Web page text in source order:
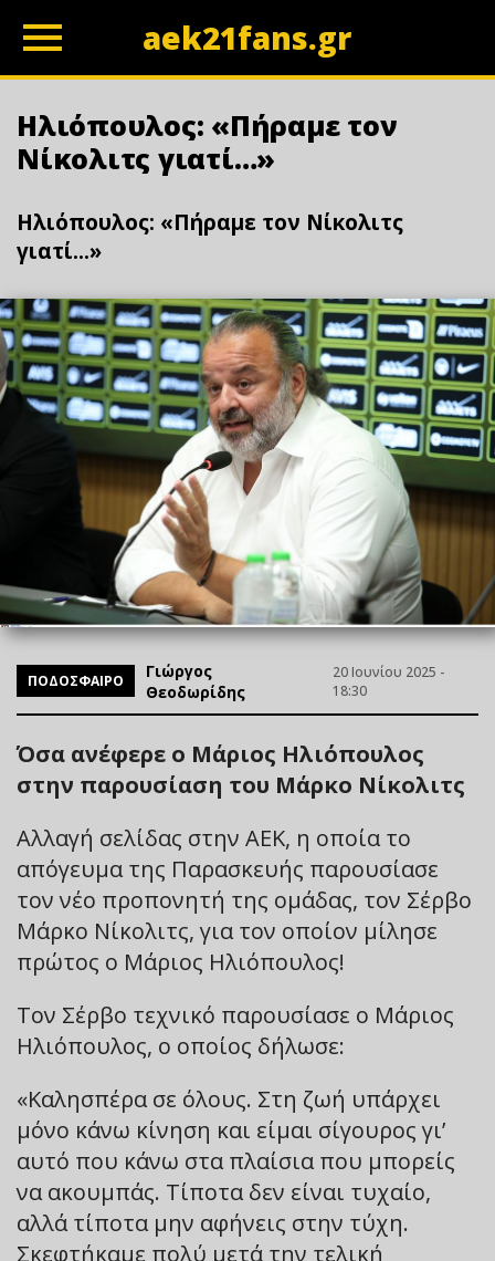
aek21fans.gr
Ηλιόπουλος: «Πήραμε τον
Νίκολιτς γιατί…»
Ηλιόπουλος: «Πήραμε τον Νίκολιτς
γιατί...»
ΠΟΔΟΣΦΑΙΡΟ
Γιώργος
Θεοδωρίδης
20 Ιουνίου 2025 -
18:30
Όσα ανέφερε ο Μάριος Ηλιόπουλος
στην παρουσίαση του Μάρκο Νίκολιτς
Αλλαγή σελίδας στην ΑΕΚ, η οποία το
απόγευμα της Παρασκευής παρουσίασε
τον νέο προπονητή της ομάδας, τον Σέρβο
Μάρκο Νίκολιτς, για τον οποίον μίλησε
πρώτος ο Μάριος Ηλιόπουλος!
Τον Σέρβο τεχνικό παρουσίασε ο Μάριος
Ηλιόπουλος, ο οποίος δήλωσε:
«Καλησπέρα σε όλους. Στη ζωή υπάρχει
μόνο κάνω κίνηση και είμαι σίγουρος γι’
αυτό που κάνω στα πλαίσια που μπορείς
να ακουμπάς. Τίποτα δεν είναι τυχαίο,
αλλά τίποτα μην αφήνεις στην τύχη.
Σκεφτήκαμε πολύ μετά την τελική